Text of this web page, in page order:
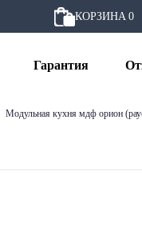
КОРЗИНА 0
Гарантия
модульная кухня мдф орион